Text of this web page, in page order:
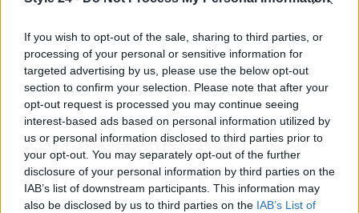
If you wish to opt-out of the sale, sharing to third parties, or
processing of your personal or sensitive information for
targeted advertising by us, please use the below opt-out
section to confirm your selection. Please note that after your
opt-out request is processed you may continue seeing
interest-based ads based on personal information utilized by
us or personal information disclosed to third parties prior to
your opt-out. You may separately opt-out of the further
disclosure of your personal information by third parties on the
IAB’s list of downstream participants. This information may
also be disclosed by us to third parties on the IAB’s List of
sarebbe bello tornare a casa e sentirsi subito in un
angolo di paradiso?
Staff